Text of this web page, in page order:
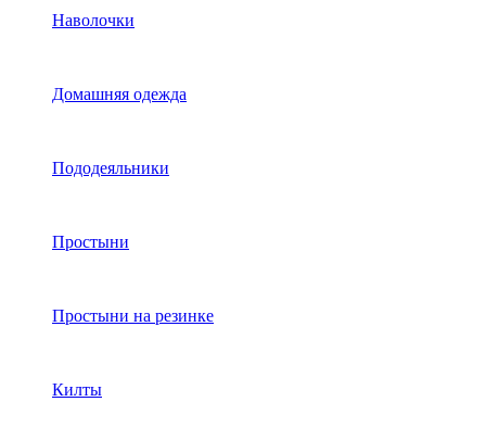
Наволочки
Домашняя одежда
Пододеяльники
Простыни
Простыни на резинке
Килты